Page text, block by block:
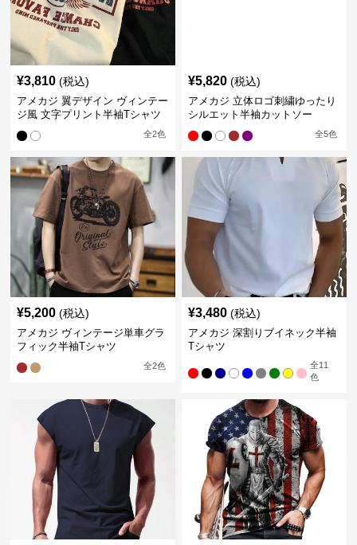
¥3,810 (税込)
アメカジ 翼デザイン ヴィンテー
ジ風 文字プリント半袖Tシャツ
全2色
¥5,820 (税込)
アメカジ 立体ロゴ刺繍ゆったり
シルエット半袖カットソー
全5色
¥5,200 (税込)
アメカジ ヴィンテージ単車グラ
フィック半袖Tシャツ
全2色
¥3,480 (税込)
アメカジ 深割りブイネック半袖
Tシャツ
全11
色